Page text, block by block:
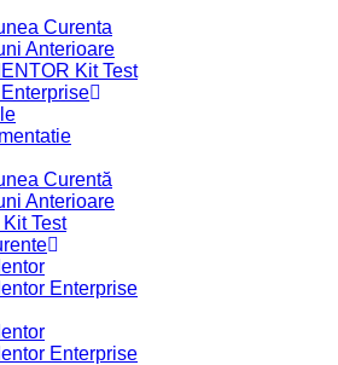
Curenta
Anterioare
Kit Test
Curentă
Anterioare
Test
Enterprise
Enterprise